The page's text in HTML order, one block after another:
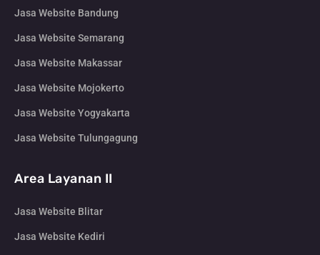
Jasa Website Bandung
Jasa Website Semarang
Jasa Website Makassar
Jasa Website Mojokerto
Jasa Website Yogyakarta
Jasa Website Tulungagung
Area Layanan II
Jasa Website Blitar
Jasa Website Kediri